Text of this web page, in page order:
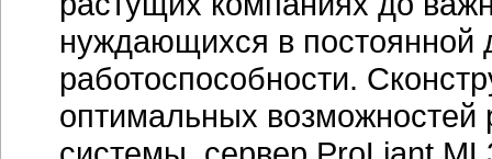
нуждающихся в постоянной
работоспособности.
оптимальных